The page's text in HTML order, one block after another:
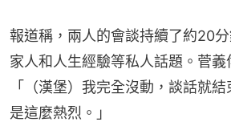
報道稱，兩人的會談持續了約20
家人和人生經驗等私人話題。菅義
「（漢堡）我完全沒動，談話就
是這麼熱烈。」